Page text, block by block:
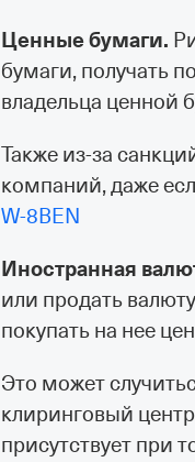
Ценные бумаги.
бумаги, получать
владельца ценной
Также из⁠-⁠за
компаний, даже
W‑8BEN
Иностранная
или продать
покупать на нее
Это может
клиринговый
присутствует при